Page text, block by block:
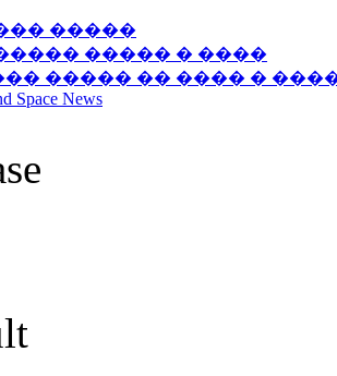
�����
����� � ����
����� �� ���� �
Space News